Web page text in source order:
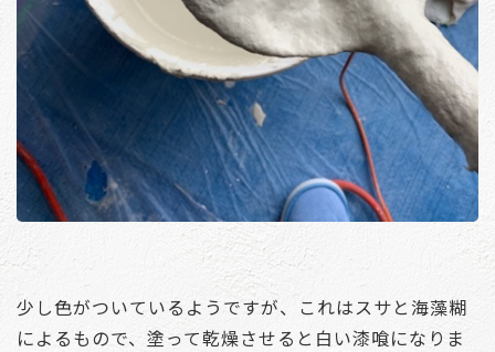
少し色がついているようですが、これはスサと海藻糊
によるもので、塗って乾燥させると白い漆喰になりま